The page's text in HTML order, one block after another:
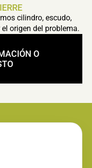
cilindro, escudo,
origen del problema.
O